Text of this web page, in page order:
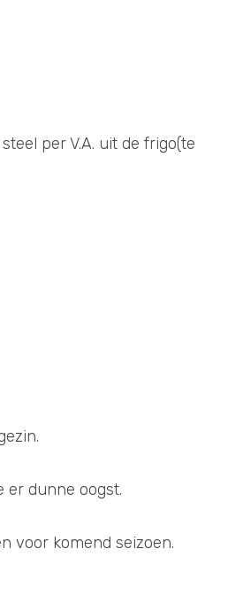
per V.A. uit de frigo(te
er dunne oogst.
voor komend seizoen.